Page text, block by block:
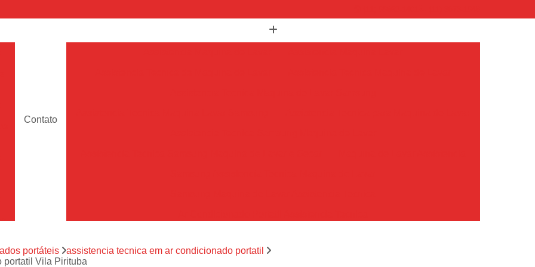
Contato
Assistencia Tecnica Ar Condicionado Portatil
portáteis
assistencia tecnica em ar condicionado portatil
portatil Vila Pirituba